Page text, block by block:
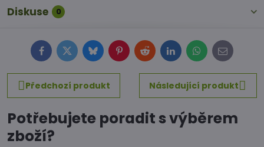
Diskuse 0
FacebookTwitterBlueskyPinterestRedditLinkedInWhatsApp
E-
mail
Předchozí produkt
Následující produkt
Potřebujete poradit s výběrem
zboží?